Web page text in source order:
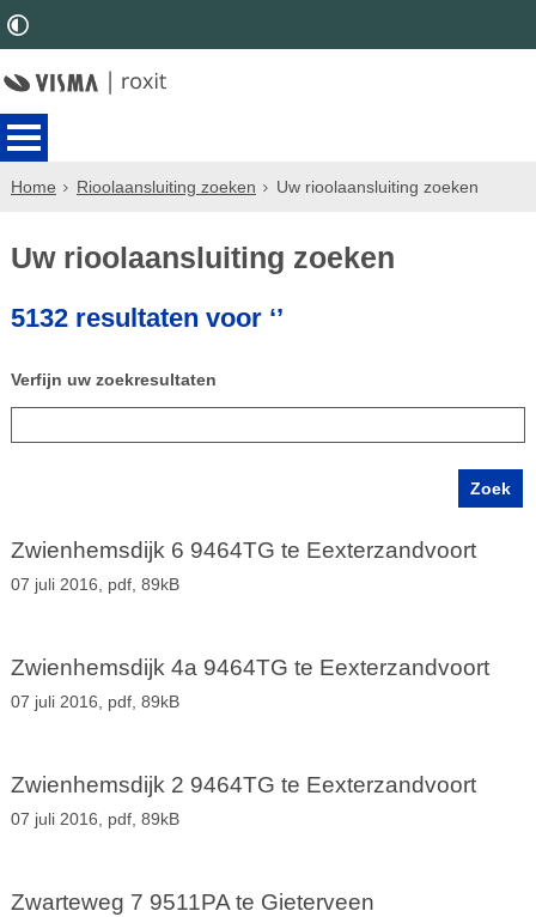
Home Rioolaansluiting zoeken Uw rioolaansluiting zoeken
Uw rioolaansluiting zoeken
5132 resultaten voor ‘’
Verfijn uw zoekresultaten
Zwienhemsdijk 6 9464TG te Eexterzandvoort
07 juli 2016, pdf, 89kB
Zwienhemsdijk 4a 9464TG te Eexterzandvoort
07 juli 2016, pdf, 89kB
Zwienhemsdijk 2 9464TG te Eexterzandvoort
07 juli 2016, pdf, 89kB
Zwarteweg 7 9511PA te Gieterveen